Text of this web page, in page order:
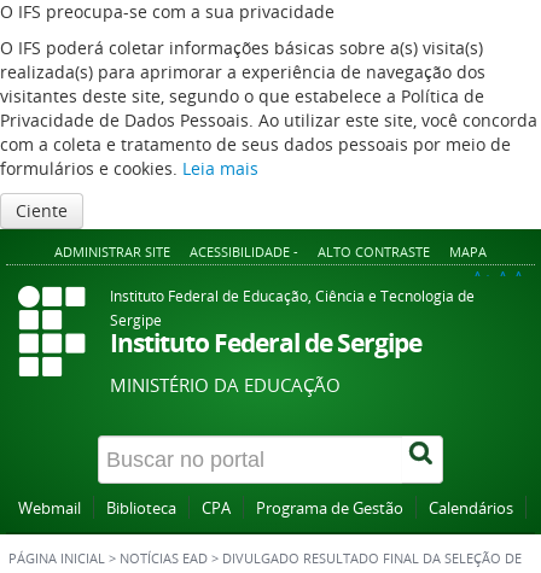
O IFS preocupa-se com a sua privacidade
O IFS poderá coletar informações básicas sobre a(s) visita(s)
realizada(s) para aprimorar a experiência de navegação dos
visitantes deste site, segundo o que estabelece a Política de
Privacidade de Dados Pessoais. Ao utilizar este site, você concorda
com a coleta e tratamento de seus dados pessoais por meio de
formulários e cookies. Leia mais
Ciente
ADMINISTRAR SITE ACESSIBILIDADE - ALTO CONTRASTE MAPA
A+ A A-
Instituto Federal de Educação, Ciência e Tecnologia de
Sergipe
Instituto Federal de Sergipe
MINISTÉRIO DA EDUCAÇÃO
Webmail Biblioteca CPA Programa de Gestão Calendários
PÁGINA INICIAL > NOTÍCIAS EAD > DIVULGADO RESULTADO FINAL DA SELEÇÃO DE